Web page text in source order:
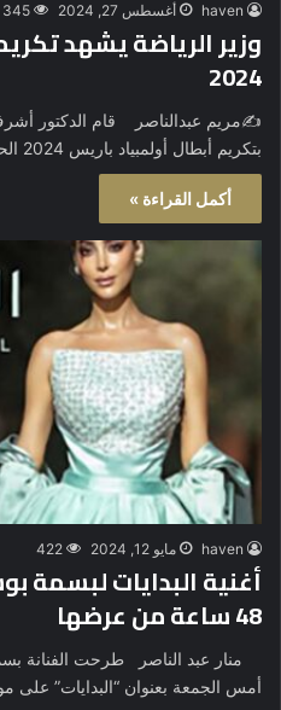
haven أغسطس 27, 2024 345
وزير الرياضة يشهد
2024
✍️مريم عبدالناصر قام الدكتور
بتكريم أبطال أولمبياد باريس 2024 الحاصلين على الميداليات الأولمبية…
أكمل القراءة »
haven مايو 12, 2024 422
أغنية البدايات لبسمة
48 ساعة من عرضها
منار عبد الناصر طرحت الفنانة
أمس الجمعة بعنوان “البدايات” على